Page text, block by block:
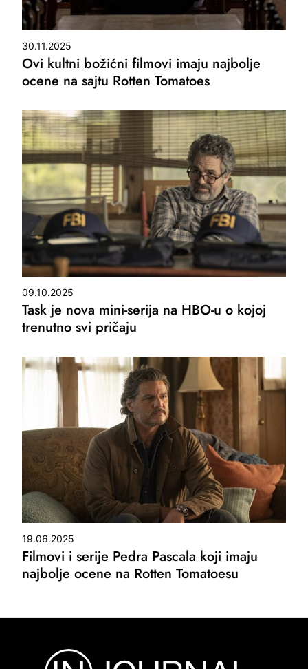
30.11.2025
Ovi kultni božićni filmovi imaju najbolje
ocene na sajtu Rotten Tomatoes
09.10.2025
Task je nova mini-serija na HBO-u o kojoj
trenutno svi pričaju
19.06.2025
Filmovi i serije Pedra Pascala koji imaju
najbolje ocene na Rotten Tomatoesu